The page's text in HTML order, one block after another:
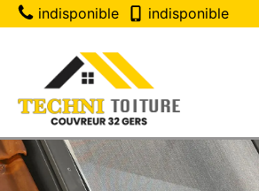
indisponible indisponible